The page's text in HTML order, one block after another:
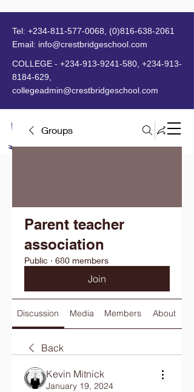
MENU
Tel: +234-811-577-0068
(0)816-638-2061
Email: info@crestbridgeschool.com
COLLEGE - +234-913-9241-580 +234-913-
8184-629
collegeadmin@crestbridgeschool.com
Groups
Parent teacher
association
Public · 680 members
Join
Discussion Media Members About
Back
Kevin Mitnick
January 19, 2024